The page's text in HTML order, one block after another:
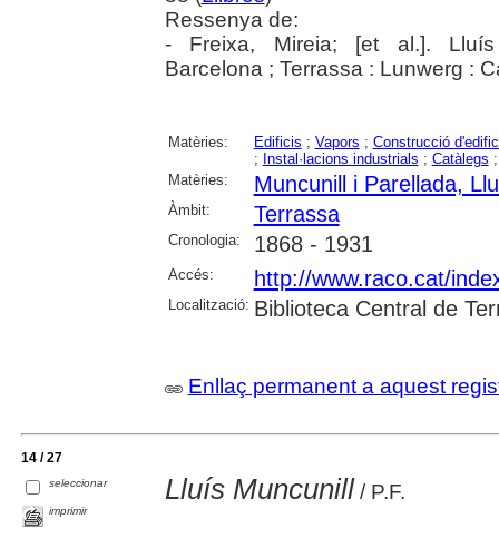
Ressenya de:
- Freixa, Mireia; [et al.]. Lluís
Barcelona ; Terrassa : Lunwerg :
Matèries: Edificis ; Vapors ; Construcció
; Instal·lacions industrials ; Catàlegs
Matèries:
Muncunill i Parellada,
Àmbit: Terrassa
Cronologia: 1868 - 1931
Accés: http://www.raco.cat/
Localització: Biblioteca Central de
Enllaç permanent a aquest
14 / 27
seleccionar
imprimir
Lluís Muncunill/ P.F.